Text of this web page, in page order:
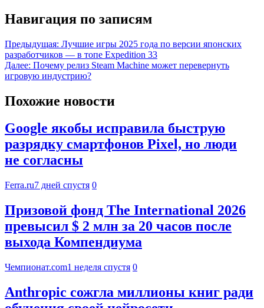
Навигация по записям
Предыдущая: Лучшие игры 2025 года по версии японских
разработчиков — в топе Expedition 33
Далее: Почему релиз Steam Machine может перевернуть
игровую индустрию?
Похожие новости
Google якобы исправила быструю
разрядку смартфонов Pixel, но люди
не согласны
Ferra.ru7 дней спустя 0
Призовой фонд The International 2026
превысил $ 2 млн за 20 часов после
выхода Компендиума
Чемпионат.com1 неделя спустя 0
Anthropic сожгла миллионы книг ради